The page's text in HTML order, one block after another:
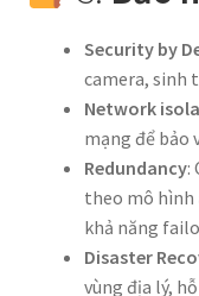
Security by
camera, sinh
Network
mạng để bảo
Redundancy:
theo mô hình
khả năng
Disaster
vùng địa lý,